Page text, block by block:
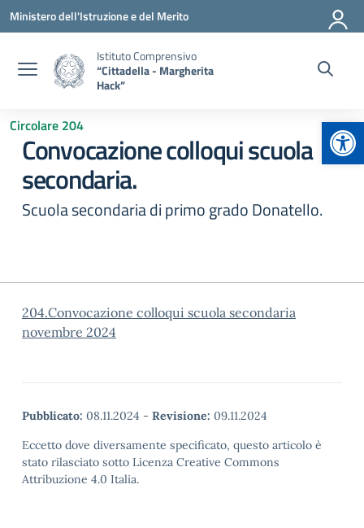
Vai ai contenuti
Vai al menu di navigazione
Vai al footer
Ministero dell'Istruzione e del Merito
Istituto Comprensivo
“Cittadella - Margherita
Hack”
Circolare 204
Convocazione colloqui scuola
secondaria.
Scuola secondaria di primo grado Donatello.
204.Convocazione colloqui scuola secondaria
novembre 2024
Pubblicato: 08.11.2024 - Revisione: 09.11.2024
Eccetto dove diversamente specificato, questo articolo è
stato rilasciato sotto Licenza Creative Commons
Attribuzione 4.0 Italia.